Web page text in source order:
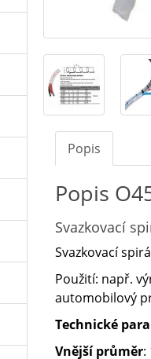
Popis
Popis
Svazkovací
Svazkovací
Použití: např.
automobilový
Technické
Vnější průměr: